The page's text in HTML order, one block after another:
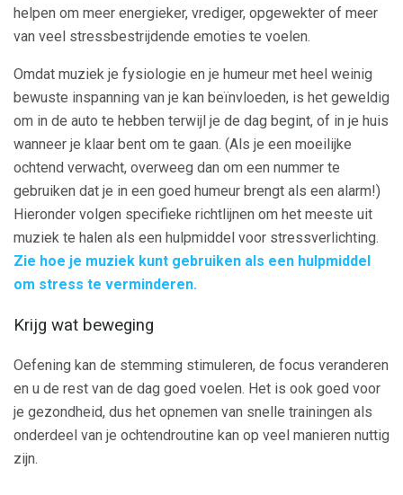
helpen om meer energieker, vrediger, opgewekter of meer
van veel stressbestrijdende emoties te voelen.
Omdat muziek je fysiologie en je humeur met heel weinig
bewuste inspanning van je kan beïnvloeden, is het geweldig
om in de auto te hebben terwijl je de dag begint, of in je huis
wanneer je klaar bent om te gaan. (Als je een moeilijke
ochtend verwacht, overweeg dan om een ​​nummer te
gebruiken dat je in een goed humeur brengt als een alarm!)
Hieronder volgen specifieke richtlijnen om het meeste uit
muziek te halen als een hulpmiddel voor stressverlichting.
Zie hoe je muziek kunt gebruiken als een hulpmiddel
om stress te verminderen.
Krijg wat beweging
Oefening kan de stemming stimuleren, de focus veranderen
en u de rest van de dag goed voelen. Het is ook goed voor
je gezondheid, dus het opnemen van snelle trainingen als
onderdeel van je ochtendroutine kan op veel manieren nuttig
zijn.